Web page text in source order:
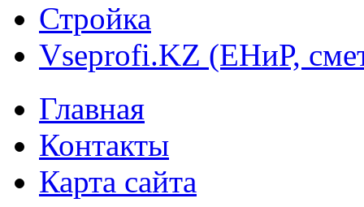
Стройка
Vseprofi.KZ (ЕНиР,
Главная
Контакты
Карта сайта